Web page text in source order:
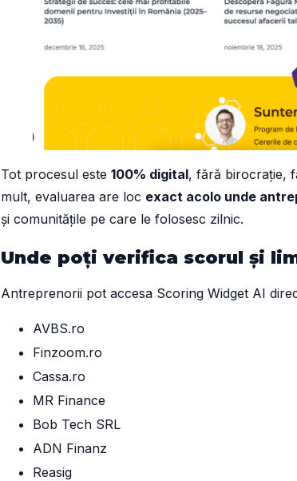
Tot procesul este 100% digital, fără birocrație,
mult, evaluarea are loc exact acolo unde
și comunitățile pe care le folosesc zilnic.
Unde poți verifica scorul și
Antreprenorii pot accesa Scoring Widget AI
AVBS.ro
Finzoom.ro
Cassa.ro
MR Finance
Bob Tech SRL
ADN Finanz
Reasig